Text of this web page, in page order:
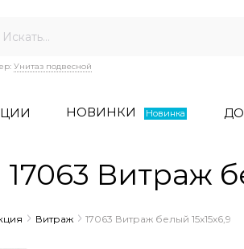
Унитаз подвесной
НОВИНКИ Новинка
Витраж
Витраж 17063 Витраж белый 15x15x6,9